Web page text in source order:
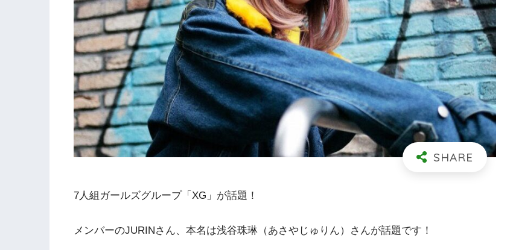
7人組ガールズグループ「XG」が話題！
メンバーのJURINさん、本名は浅谷珠琳（あさやじゅりん）さんが話題です！